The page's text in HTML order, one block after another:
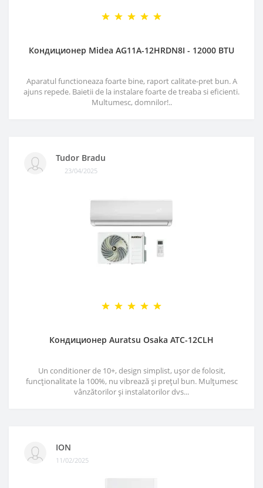
Кондиционер Midea AG11A-12HRDN8I - 12000 BTU
Aparatul functioneaza foarte bine, raport calitate-pret bun. A
ajuns repede. Baietii de la instalare foarte de treaba si eficienti.
Multumesc, domnilor!..
Tudor Bradu
23/04/2025
Кондиционер Auratsu Osaka ATC-12CLH
Un conditioner de 10+, design simplist, ușor de folosit,
funcționalitate la 100%, nu vibrează și prețul bun. Mulțumesc
vânzătorilor și instalatorilor dvs...
ION
11/02/2025